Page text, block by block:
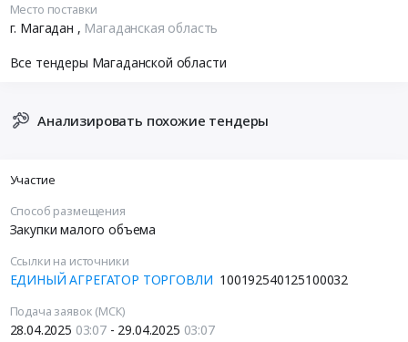
Место поставки
г. Магадан , Магаданская область
Все тендеры Магаданской области
Анализировать похожие тендеры
Участие
Способ размещения
Закупки малого объема
Ссылки на источники
ЕДИНЫЙ АГРЕГАТОР ТОРГОВЛИ 100192540125100032
Подача заявок (МСК)
28.04.2025 03:07- 29.04.2025 03:07